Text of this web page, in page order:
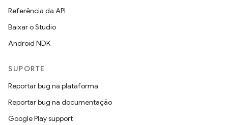
Referência da API
Baixar o Studio
Android NDK
SUPORTE
Reportar bug na plataforma
Reportar bug na documentação
Google Play support